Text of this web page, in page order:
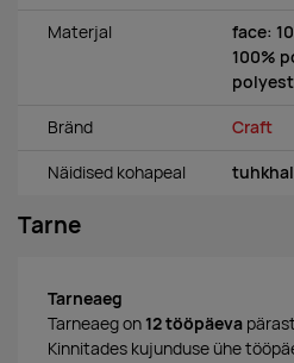
Materjal
face:
100%
Bränd Craft
Näidised kohapeal
Tarne
Tarneaeg
Tarneaeg on 12 tööpäeva
Kinnitades kujunduse ühe